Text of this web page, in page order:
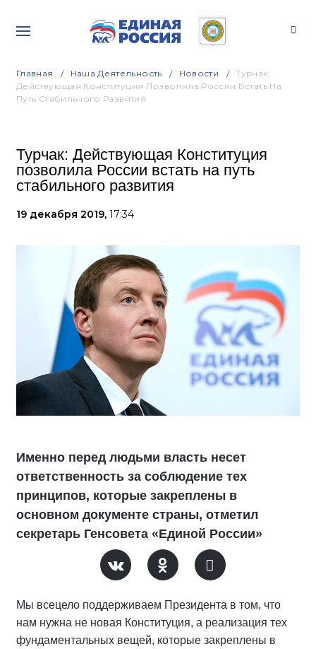
Главная Наша Деятельность Новости
Турчак:
Действующая Конституция Позволила России Встать На
Путь Стабильного Развития
Турчак: Действующая Конституция
позволила России встать на путь
стабильного развития
19 декабря 2019, 17:34
Именно перед людьми власть несет
ответственность за соблюдение тех
принципов, которые закреплены в
основном документе страны, отметил
секретарь Генсовета «Единой России»
Мы всецело поддерживаем Президента в том, что
нам нужна не новая Конституция, а реализация тех
фундаментальных вещей, которые закреплены в